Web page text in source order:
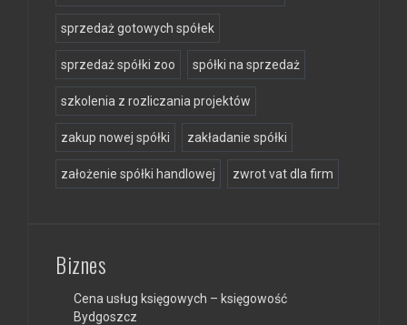
sprzedaż gotowych spółek
sprzedaż spółki zoo spółki na sprzedaż
szkolenia z rozliczania projektów
zakup nowej spółki zakładanie spółki
założenie spółki handlowej zwrot vat dla firm
Biznes
Cena usług księgowych – księgowość
Bydgoszcz